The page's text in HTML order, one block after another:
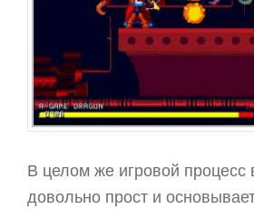
В целом же игровой процесс
довольно прост и